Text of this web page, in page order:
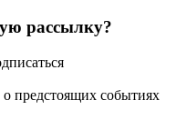
рассылку?
предстоящих событиях